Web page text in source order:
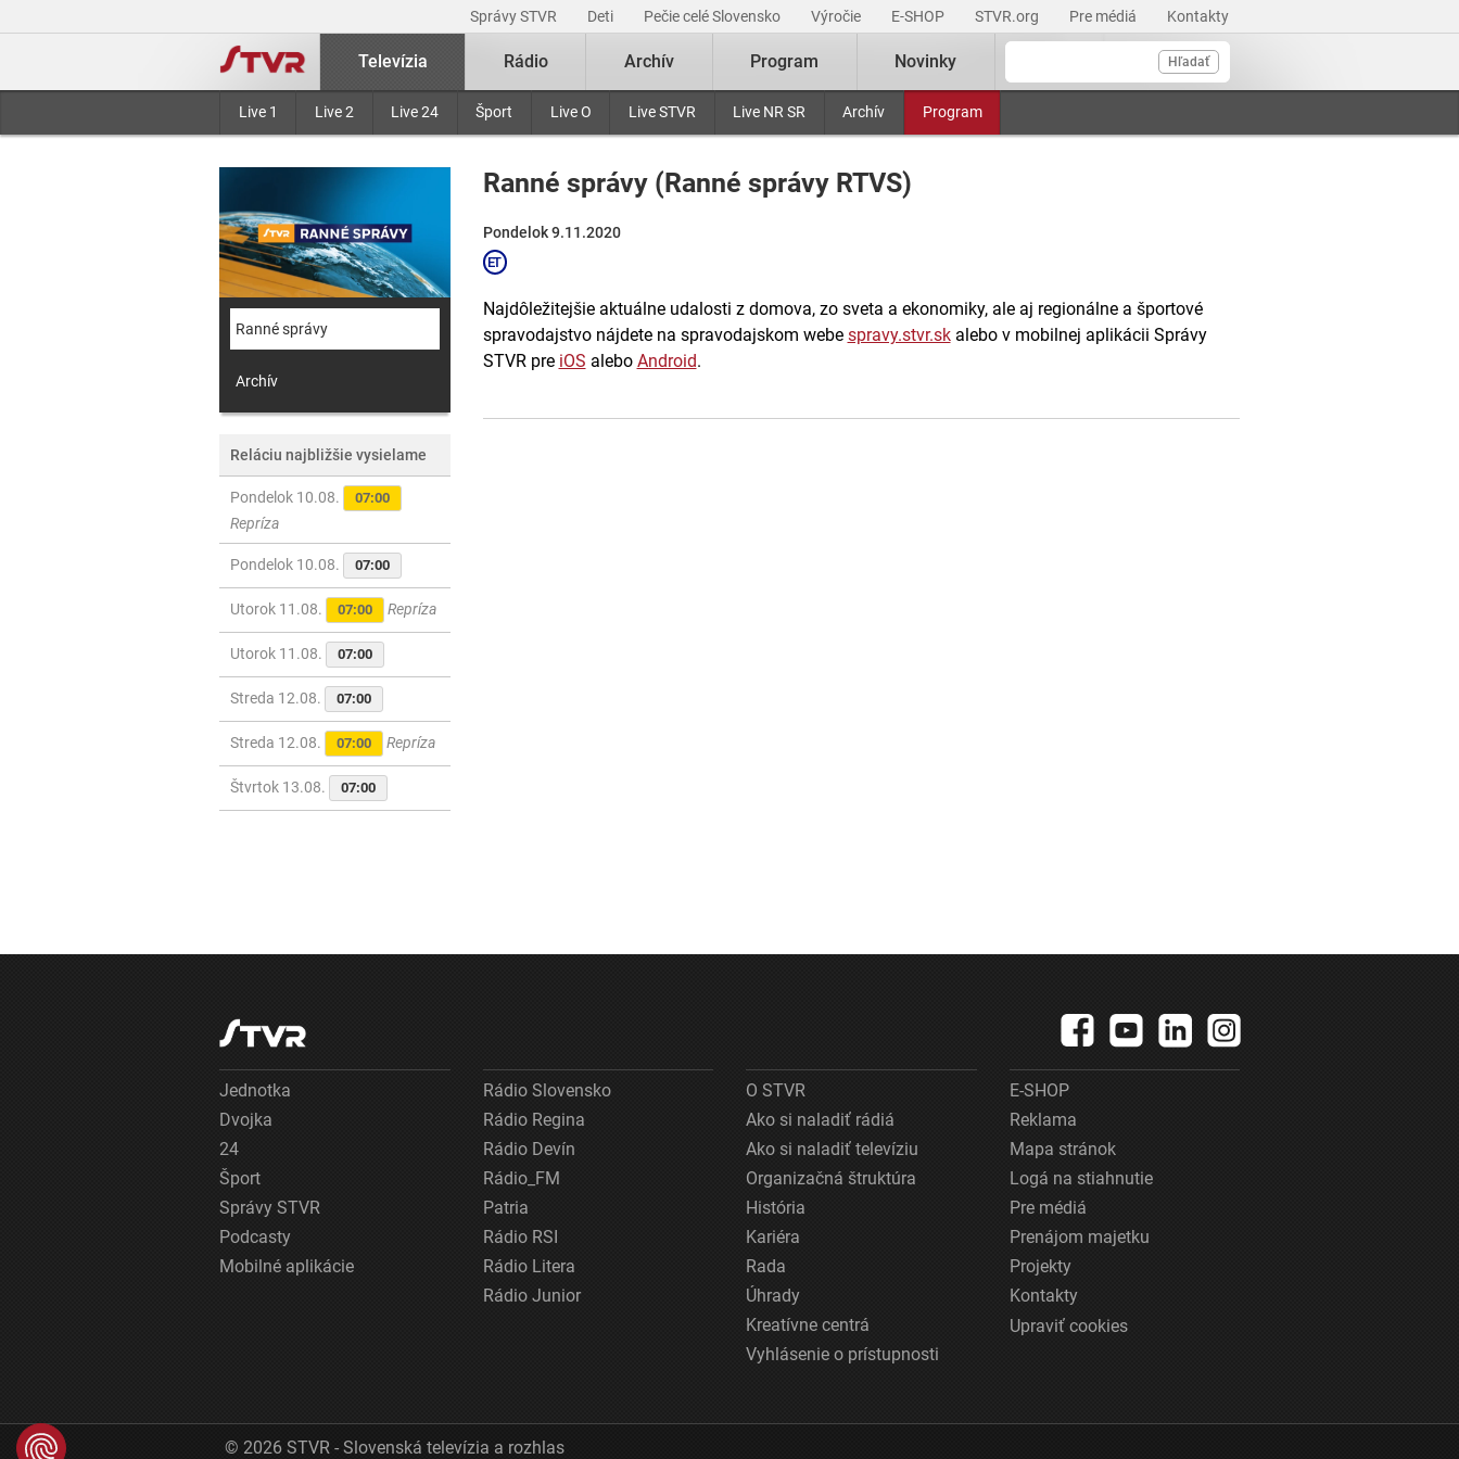
Správy STVR Deti Pečie celé Slovensko Výročie E-SHOP STVR.org Pre médiá Kontakty
Hľadať
Televízia
Live 1 Live 2 Live 24 Šport Live O Live STVR Live NR SR Archív Program
Rádio Archív Program Novinky
Ranné správy
Archív
Reláciu najbližšie vysielame
Pondelok 10.08. 07:00
Repríza
Pondelok 10.08. 07:00
Utorok 11.08. 07:00 Repríza
Utorok 11.08. 07:00
Streda 12.08. 07:00
Streda 12.08. 07:00 Repríza
Štvrtok 13.08. 07:00
Ranné správy (Ranné správy RTVS)
Pondelok 9.11.2020
Najdôležitejšie aktuálne udalosti z domova, zo sveta a ekonomiky, ale aj regionálne a športové
spravodajstvo nájdete na spravodajskom webe spravy.stvr.skalebo v mobilnej aplikácii Správy
STVR pre iOS alebo Android.
Jednotka
Dvojka
24
Šport
Správy STVR
Podcasty
Mobilné aplikácie
Rádio Slovensko
Rádio Regina
Rádio Devín
Rádio_FM
Patria
Rádio RSI
Rádio Litera
Rádio Junior
O STVR
Ako si naladiť rádiá
Ako si naladiť televíziu
Organizačná štruktúra
História
Kariéra
Rada
Úhrady
Kreatívne centrá
Vyhlásenie o prístupnosti
E-SHOP
Reklama
Mapa stránok
Logá na stiahnutie
Pre médiá
Prenájom majetku
Projekty
Kontakty
Upraviť cookies
© 2026 STVR - Slovenská televízia a rozhlas